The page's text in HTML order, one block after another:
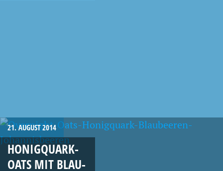
21. AUGUST 2014
HONIGQUARK-
OATS MIT BLAU-